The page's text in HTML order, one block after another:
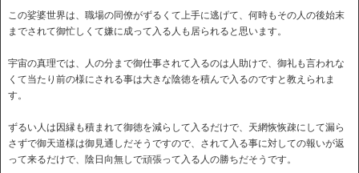
この娑婆世界は、職場の同僚がずるくて上手に逃げて、何時もその人の後始末
までされて御忙しくて嫌に成って入る人も居られると思います。
宇宙の真理では、人の分まで御仕事されて入るのは人助けで、御礼も言われな
くて当たり前の様にされる事は大きな陰徳を積んで入るのですと教えられま
す。
ずるい人は因縁も積まれて御徳を減らして入るだけで、天網恢恢疎にして漏ら
さずで御天道様は御見通しだそうですので、されて入る事に対しての報いが返
って来るだけで、陰日向無しで頑張って入る人の勝ちだそうです。